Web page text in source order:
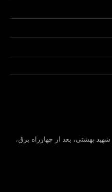
شهید بهشتی، بعد از چهارراه برق،